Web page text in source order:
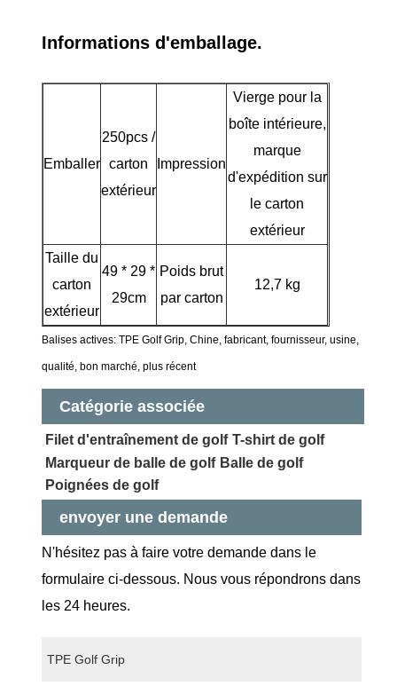
Informations d'emballage.
Emballer
250pcs /
carton
extérieur
Impression
Vierge pour la
boîte intérieure,
marque
d'expédition sur
le carton
extérieur
Taille du
carton
extérieur
49 * 29 *
29cm
Poids brut
par carton
12,7 kg
Balises actives: TPE Golf Grip, Chine, fabricant, fournisseur, usine,
qualité, bon marché, plus récent
Catégorie associée
Filet d'entraînement de golf T-shirt de golf
Marqueur de balle de golf Balle de golf
Poignées de golf
envoyer une demande
N'hésitez pas à faire votre demande dans le
formulaire ci-dessous. Nous vous répondrons dans
les 24 heures.